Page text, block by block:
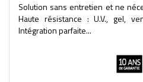
Solution sans entretien et ne
Haute résistance : U.V., gel,
Intégration parfaite...